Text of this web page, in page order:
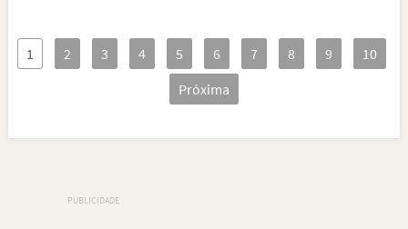
1 2 3 4 5 6 7 8 9
10
Próxima